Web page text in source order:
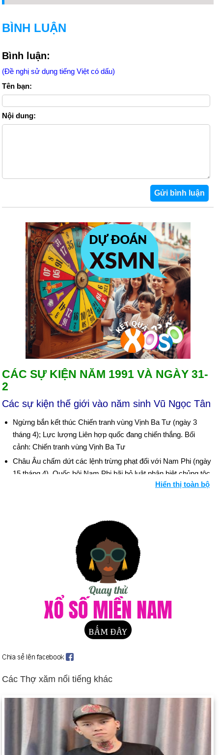
BÌNH LUẬN
Bình luận:
(Đề nghị sử dụng tiếng Việt có dấu)
Tên bạn:
Nội dung:
CÁC SỰ KIỆN NĂM 1991 VÀ NGÀY 31-
2
Các sự kiện thế giới vào năm sinh Vũ Ngọc Tân
Ngừng bắn kết thúc Chiến tranh vùng Vịnh Ba Tư (ngày 3
tháng 4); Lực lượng Liên hợp quốc đang chiến thắng. Bối
cảnh: Chiến tranh vùng Vịnh Ba Tư
Châu Âu chấm dứt các lệnh trừng phạt đối với Nam Phi (ngày
15 tháng 4). Quốc hội Nam Phi bãi bỏ luật phân biệt chủng tộc
phổ biến vũ khí hạt nhân (ngày 10 tháng 8). Hội nghị thượng
đỉnh Bush-Gorbachev đàm phán hiệp ước cắt giảm vũ khí
chiến lược (ngày 31 tháng 7).
Chính phủ Cộng sản Albania từ chức (ngày 4 tháng 6).
Hiệp ước Warsaw bị giải thể (ngày 1 tháng 7).
Boris Yeltsin trở thành tổng thống được bầu tự do đầu tiên của
Cộng hòa Nga (ngày 10 tháng 7). Cổ phiếu của Yeltsin tăng lên
khi ông đóng vai trò nổi bật trong việc trấn áp cuộc đảo chính
chống Gorbachev của những người theo chủ nghĩa cứng rắn
cộng sản (18-22 tháng 8). Bối cảnh: Những người cai trị nước
Nga từ năm 1533
tháng 8); Hoa Kỳ công nhận họ (ngày 2 tháng 9).
tháng 9). Hoa Kỳ ngừng hỗ trợ cho Haiti (ngày 1 tháng 10).
Hoa Kỳ truy tố hai người Libya vào năm 1988 đánh bom
chuyến bay số 103 của Pan Am ở Lockerbie, Scotland (ngày
15 tháng 11).
Hiển thị toàn bộ
Các Thợ xăm nổi tiếng khác